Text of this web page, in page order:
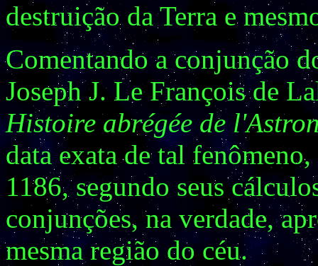
destruição da Terra e
Comentando a conjunção
Joseph J. Le François de
Histoire abrégée de
data exata de tal
1186, segundo seus
conjunções, na verdade,
mesma região do céu.